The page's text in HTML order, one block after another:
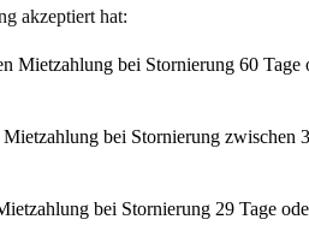
akzeptiert hat:
Mietzahlung bei Stornierung 60 Tage
Mietzahlung bei Stornierung zwischen
bei Stornierung 29 Tage